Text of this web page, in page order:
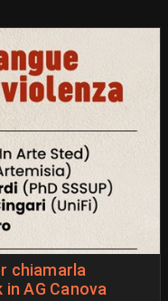
chiamarla
AG Canova